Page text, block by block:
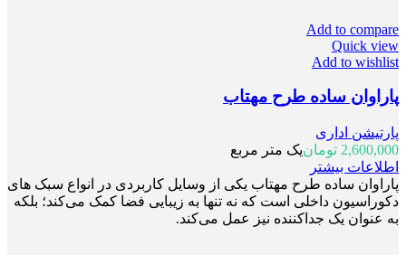
Add to compare
Quick view
Add to wishlist
پاراوان ساده طرح مهتاب
پارتیشن اداری
2,600,000 تومانیک متر مربع
اطلاعات بیشتر
پاراوان ساده طرح مهتاب یکی از وسایل کاربردی در انواع سبک های
دکوراسیون داخلی است که نه تنها به زیبایی فضا کمک می‌کند؛ بلکه
به عنوان یک جداکننده نیز عمل می‌کند.